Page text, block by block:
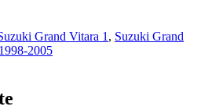
Grand Vitara 1 , Suzuki Grand
2005